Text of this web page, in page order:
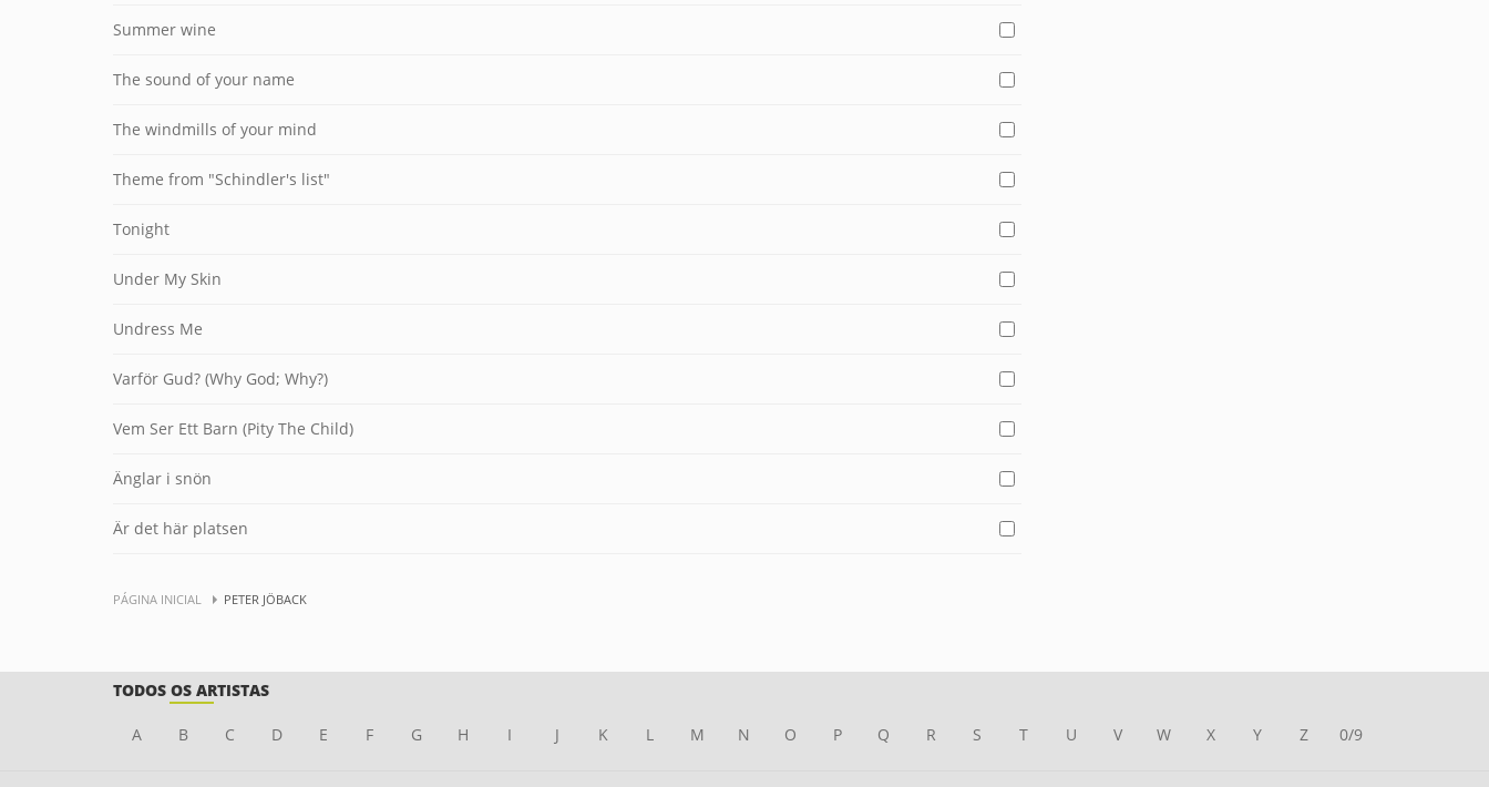
Summer wine
The sound of your name
The windmills of your mind
Theme from "Schindler's list"
Tonight
Under My Skin
Undress Me
Varför Gud? (Why God; Why?)
Vem Ser Ett Barn (Pity The Child)
Änglar i snön
Är det här platsen
PÁGINA INICIAL PETER JÖBACK
TODOS OS ARTISTAS
A B C D E F G H I J K L M N O P Q R S T U V W X Y Z 0/9